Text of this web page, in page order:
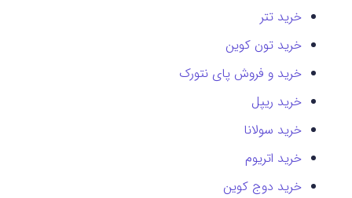
خرید تتر
خرید تون کوین
خرید و فروش پای نتورک
خرید ریپل
خرید سولانا
خرید اتریوم
خرید دوج کوین